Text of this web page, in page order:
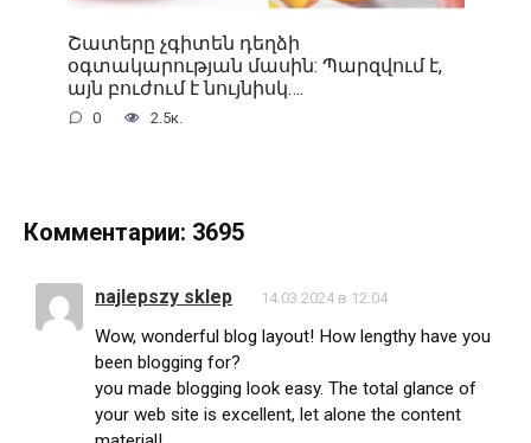
Շատերը չգիտեն դեղձի
օգտակարության մասին: Պարզվում է,
այն բուժում է նույնիսկ….
0 2.5к.
Комментарии: 3695
najlepszy sklep 14.03.2024 в 12:04
Wow, wonderful blog layout! How lengthy have you
been blogging for?
you made blogging look easy. The total glance of
your web site is excellent, let alone the content